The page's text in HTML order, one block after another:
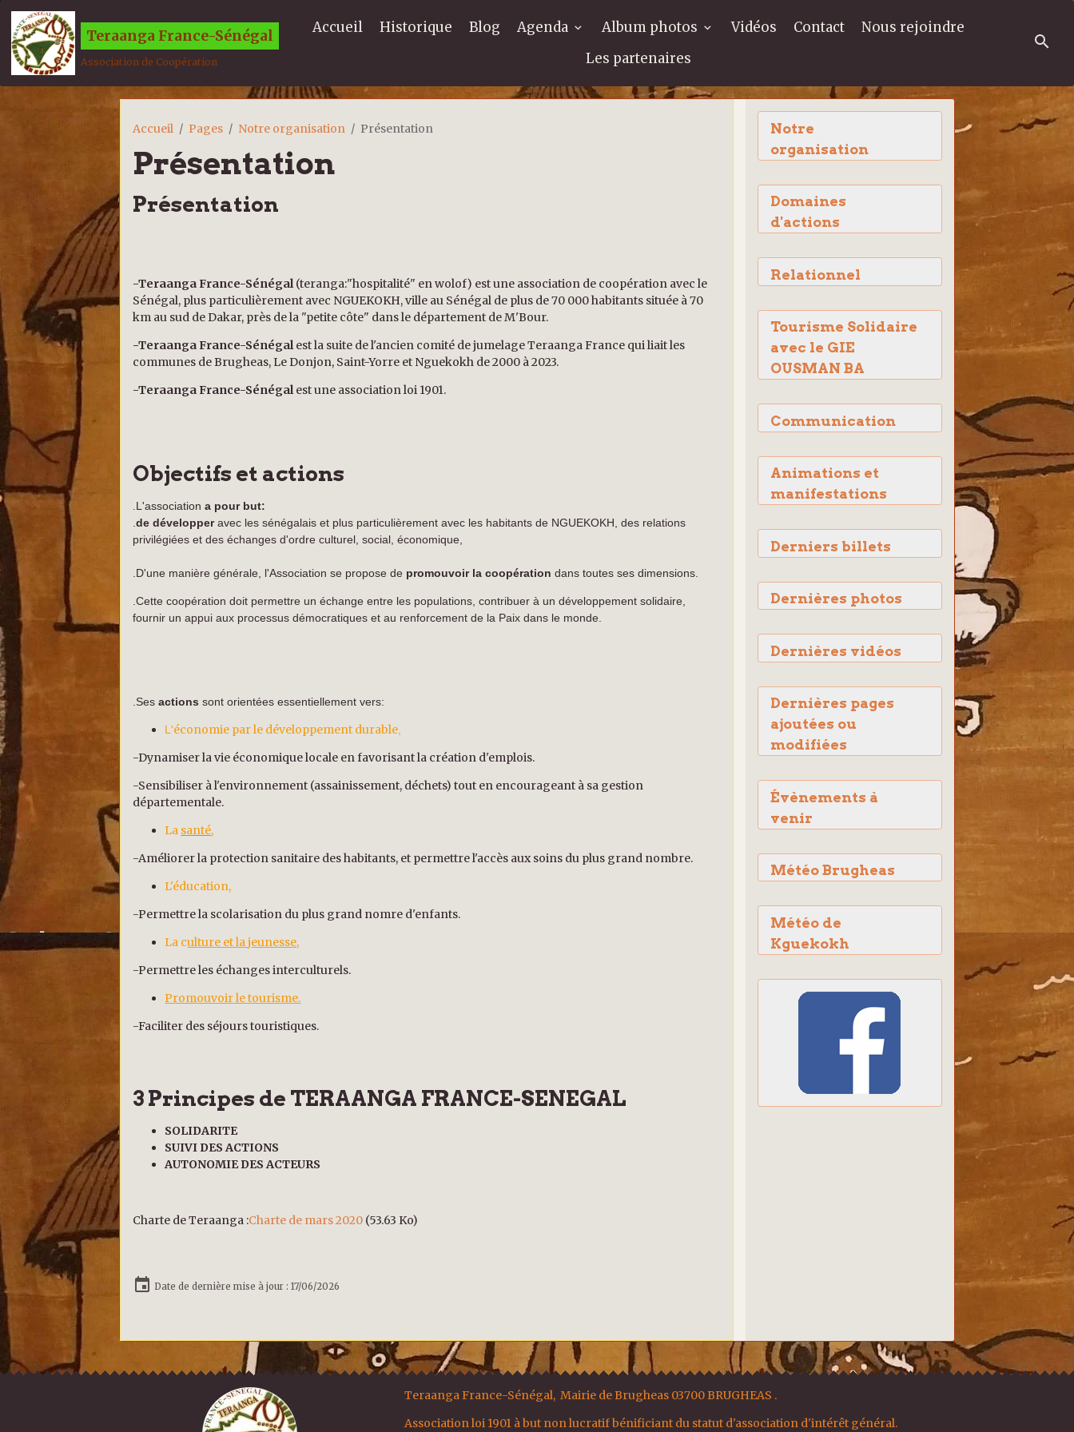
Teraanga France-Sénégal
Association de Coopération
Accueil Historique Blog Agenda Album photos Vidéos Contact
Nous rejoindre
Les partenaires
Accueil Pages Notre organisation Présentation
Présentation
Présentation
-Teraanga France-Sénégal(teranga:"hospitalité" en wolof) est une association de coopération avec le
Sénégal, plus particulièrement avec NGUEKOKH, ville au Sénégal de plus de 70 000 habitants située à 70
km au sud de Dakar, près de la "petite côte" dans le département de M'Bour.
-Teraanga France-Sénégalest la suite de l'ancien comité de jumelage Teraanga France qui liait les
communes de Brugheas, Le Donjon, Saint-Yorre et Nguekokh de 2000 à 2023.
-Teraanga France-Sénégalest une association loi 1901.
Objectifs et actions
.L'associationa pour but:
.de développeravec les sénégalais et plus particulièrement avec les habitants de NGUEKOKH, des relations
privilégiées et des échanges d'ordre culturel, social, économique,
.D'une manière générale, l'Association se propose de promouvoir la coopération dans toutes ses dimensions.
.Cette coopération doit permettre un échangeentre les populations,contribuer à un développement solidaire
fournir un appui aux processus démocratiques et au renforcement de la Paix dans le monde.
.Sesactions sont orientées essentiellement vers:
L'économie par le développement durable
-Dynamiser la vie économique locale en favorisant la création d'emplois.
-Sensibiliser à l'environnement (assainissement, déchets) tout en encourageant à sa gestion
départementale.
La santé,
-Améliorer la protection sanitaire des habitants, et permettre l'accès aux soins du plus grand nombre.
L'éducation,
-Permettre la scolarisation du plus grand nomre d'enfants.
La culture et la jeunesse,
-Permettre les échanges interculturels.
Promouvoir le tourisme.
-Faciliter des séjours touristiques.
3 Principes de TERAANGA FRANCE-SENEGAL
SOLIDARITE
SUIVI DES ACTIONS
AUTONOMIE DES ACTEURS
Charte de Teraanga :Charte de mars 2020 (53.63 Ko)
Date de dernière mise à jour : 17/06/2026
Notre
organisation
Domaines
d'actions
Relationnel
Tourisme Solidaire
avec le GIE
OUSMAN BA
Communication
Animations et
manifestations
Derniers billets
Dernières photos
Dernières vidéos
Dernières pages
ajoutées ou
modifiées
Évènements à
venir
Météo Brugheas
Météo de
Kguekokh
Teraanga France-Sénégal, Mairie de Brugheas 03700 BRUGHEAS .
Association loi 1901 à but non lucratif bénificiant du statut d'association d'intérêt général.